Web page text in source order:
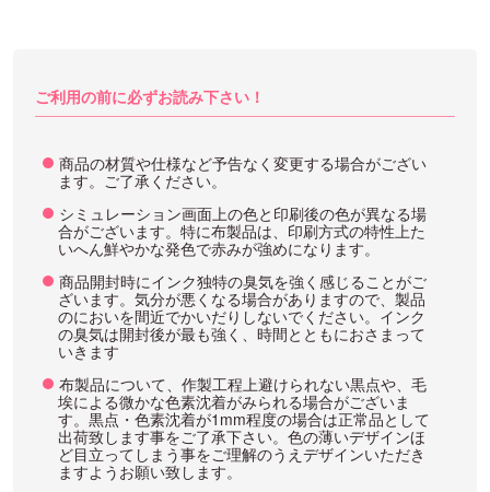
ご利用の前に必ずお読み下さい！
商品の材質や仕様など予告なく変更する場合がござい
ます。ご了承ください。
シミュレーション画面上の色と印刷後の色が異なる場
合がございます。特に布製品は、印刷方式の特性上た
いへん鮮やかな発色で赤みが強めになります。
商品開封時にインク独特の臭気を強く感じることがご
ざいます。気分が悪くなる場合がありますので、製品
のにおいを間近でかいだりしないでください。インク
の臭気は開封後が最も強く、時間とともにおさまって
いきます
布製品について、作製工程上避けられない黒点や、毛
埃による微かな色素沈着がみられる場合がございま
す。黒点・色素沈着が1mm程度の場合は正常品として
出荷致します事をご了承下さい。色の薄いデザインほ
ど目立ってしまう事をご理解のうえデザインいただき
ますようお願い致します。